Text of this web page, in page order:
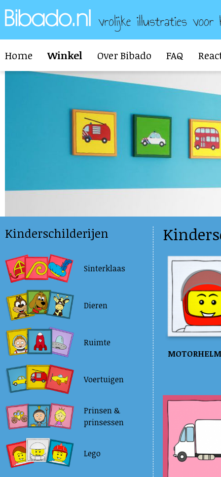
Home Winkel Over Bibado FAQ
Kinderschilderijen
Sinterklaas
Dieren
Ruimte
Voertuigen
Prinsen &
prinsessen
Lego
MOTORHELM